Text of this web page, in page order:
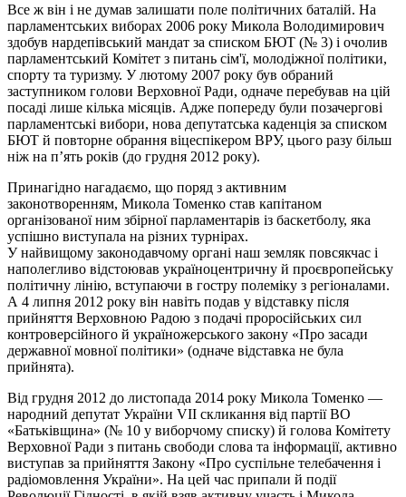
Все ж він і не думав залишати поле політичних баталій. На
парламентських виборах 2006 року Микола Володимирович
здобув нардепівський мандат за списком БЮТ (№ 3) і очолив
парламентський Комітет з питань сім'ї, молодіжної політики,
спорту та туризму. У лютому 2007 року був обраний
заступником голови Верховної Ради, одначе перебував на цій
посаді лише кілька місяців. Адже попереду були позачергові
парламентські вибори, нова депутатська каденція за списком
БЮТ й повторне обрання віцеспікером ВРУ, цього разу більш
ніж на п’ять років (до грудня 2012 року).
Принагідно нагадаємо, що поряд з активним
законотворенням, Микола Томенко став капітаном
організованої ним збірної парламентарів із баскетболу, яка
успішно виступала на різних турнірах.
У найвищому законодавчому органі наш земляк повсякчас і
наполегливо відстоював україноцентричну й проєвропейську
політичну лінію, вступаючи в гостру полеміку з регіоналами.
А 4 липня 2012 року він навіть подав у відставку після
прийняття Верховною Радою з подачі проросійських сил
контроверсійного й україножерського закону «Про засади
державної мовної політики» (одначе відставка не була
прийнята).
Від грудня 2012 до листопада 2014 року Микола Томенко —
народний депутат України VII скликання від партії ВО
«Батьківщина» (№ 10 у виборчому списку) й голова Комітету
Верховної Ради з питань свободи слова та інформації, активно
виступав за прийняття Закону «Про суспільне телебачення і
радіомовлення України». На цей час припали й події